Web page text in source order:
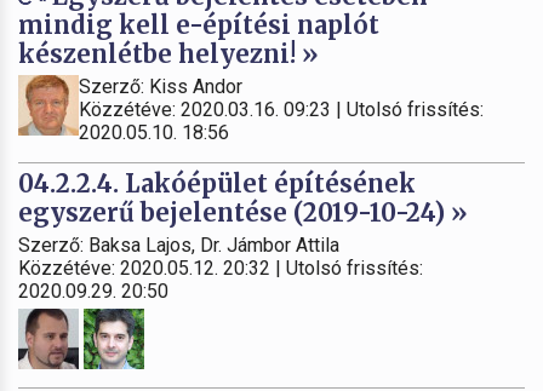
mindig kell e-építési naplót
készenlétbe helyezni! »
Szerző: Kiss Andor
Közzétéve: 2020.03.16. 09:23 | Utolsó frissítés:
2020.05.10. 18:56
04.2.2.4. Lakóépület építésének
egyszerű bejelentése (2019-10-24) »
Szerző: Baksa Lajos, Dr. Jámbor Attila
Közzétéve: 2020.05.12. 20:32 | Utolsó frissítés:
2020.09.29. 20:50